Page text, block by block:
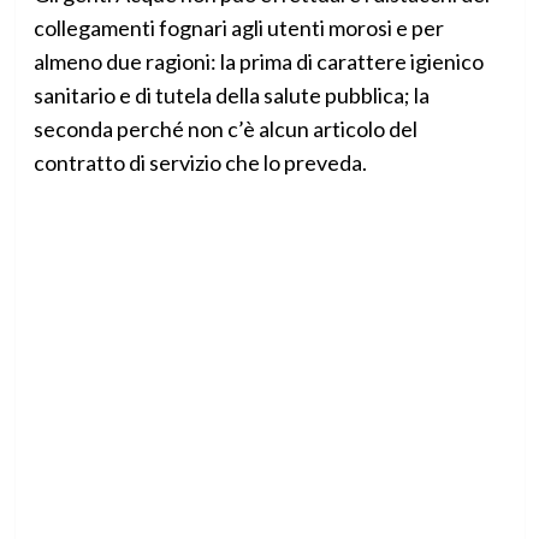
collegamenti fognari agli utenti morosi e per
almeno due ragioni: la prima di carattere igienico
sanitario e di tutela della salute pubblica; la
seconda perché non c’è alcun articolo del
contratto di servizio che lo preveda.